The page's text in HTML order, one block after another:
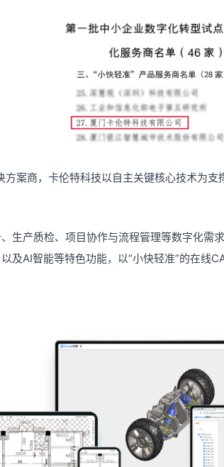
方案商，卡伦特科技以自主关键核心技术为支
生产质检、项目协作与流程管理等数字化需
及AI智能等特色功能，以“小快轻准”的在线